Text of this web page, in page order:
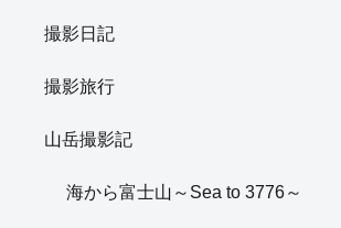
撮影日記
撮影旅行
山岳撮影記
海から富士山～Sea to 3776～